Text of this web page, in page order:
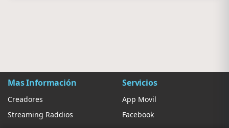
Mas Información
Creadores
Streaming Raddios
Servicios
App Movil
Facebook